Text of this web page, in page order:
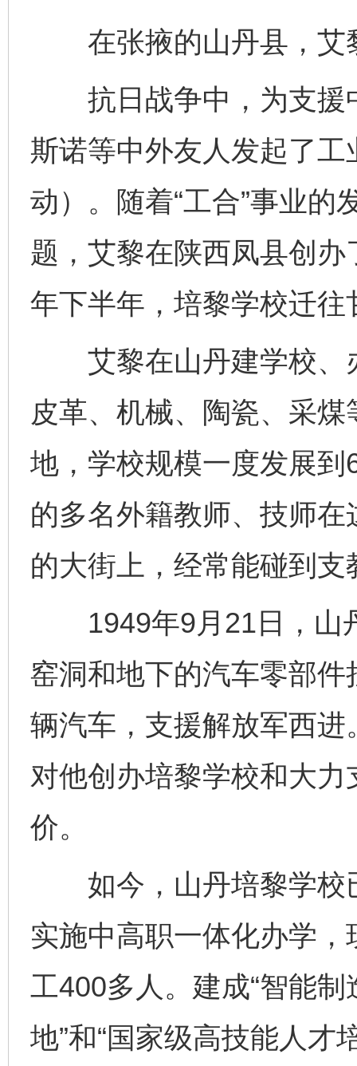
在张掖的山丹县，艾
抗日战争中，为支援
斯诺等中外友人发起了工
动）。随着“工合”事业的
题，艾黎在陕西凤县创
年下半年，培黎学校迁往
艾黎在山丹建学校、
皮革、机械、陶瓷、采
地，学校规模一度发展
的多名外籍教师、技师
的大街上，经常能碰到支
1949年9月21日，山
窑洞和地下的汽车零部
辆汽车，支援解放军西
对他创办培黎学校和大
价。
如今，山丹培黎学校
实施中高职一体化办学
工400多人。建成“智能
地”和“国家级高技能人才